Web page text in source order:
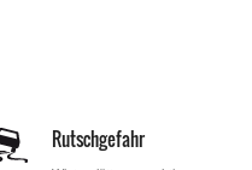
Rutschgefahr